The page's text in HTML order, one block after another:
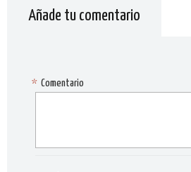
Añade tu comentario
Comentario
*